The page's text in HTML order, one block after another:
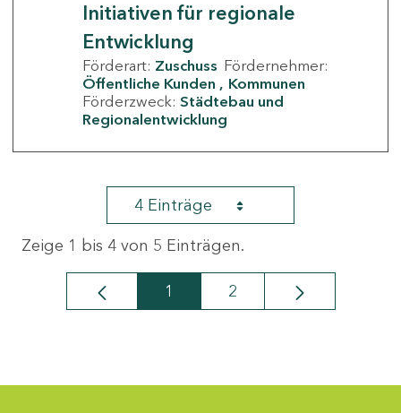
Initiativen für regionale
Entwicklung
Förderart: Zuschuss Fördernehmer:
Öffentliche Kunden
Kommunen
Förderzweck: Städtebau und
Regionalentwicklung
4 Einträge
Zeige 1 bis 4 von 5 Einträgen.
Seite
1 Seite
2